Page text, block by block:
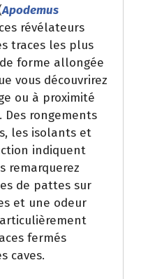
Apodemus
révélateurs
traces les plus
forme allongée
vous découvrirez
ou à proximité
Des rongements
les isolants et
indiquent
remarquerez
de pattes sur
et une odeur
fermés
caves.